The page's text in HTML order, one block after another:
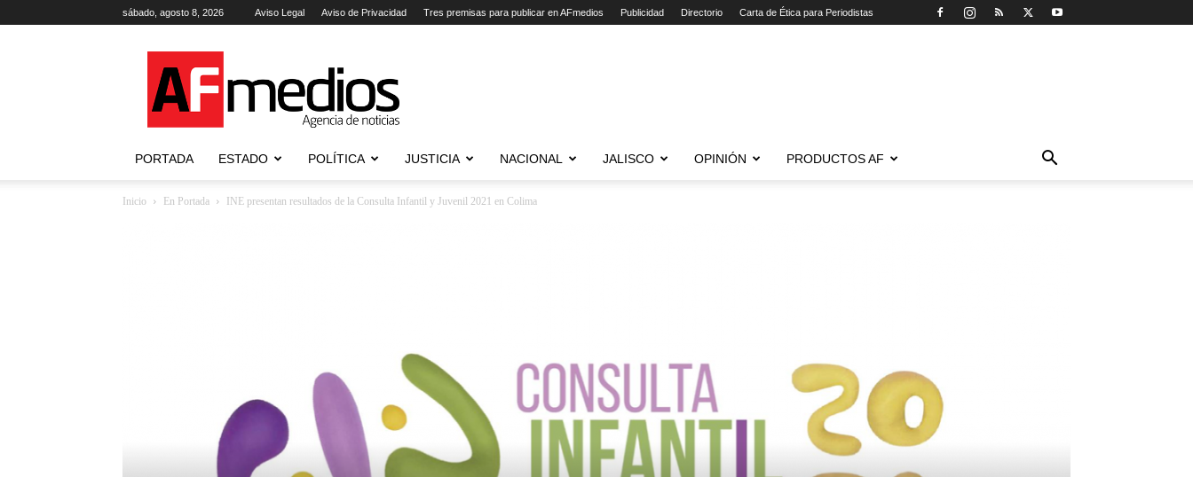
sábado, agosto 8, 2026 Aviso Legal Aviso de Privacidad Tres premisas para publicar en AFmedios Publicidad Directorio Carta de Ética para Periodistas
Agencia
de
Noticias
PORTADA ESTADO POLÍTICA JUSTICIA NACIONAL JALISCO OPINIÓN PRODUCTOS AF
Inicio En Portada INE presentan resultados de la Consulta Infantil y Juvenil 2021 en Colima